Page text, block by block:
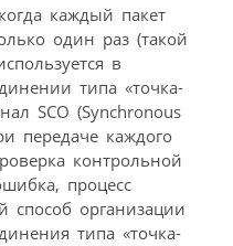
каждый пакет
один раз (такой
в
типа «точка-
SCO (Synchronous
передаче каждого
контрольной
процесс
способ организации
типа «точка-